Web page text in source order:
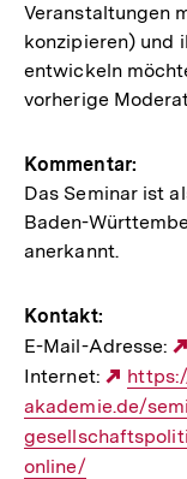
Veranstaltungen
konzipieren) und
entwickeln
vorherige
Kommentar:
Das Seminar ist
Baden-
anerkannt.
Kontakt:
E-Mail-Adresse:
Internet:
Link:
akademie.de/
online/